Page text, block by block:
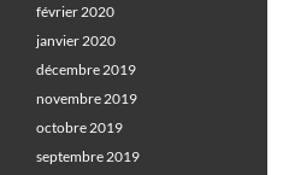
février 2020
janvier 2020
décembre 2019
novembre 2019
octobre 2019
septembre 2019